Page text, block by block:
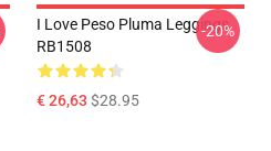
I Love Peso Pluma Leggings
RB1508
€ 26,63 $28.95
-20%